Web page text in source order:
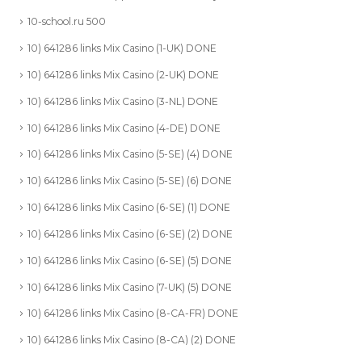
10-school.ru 500
10) 641286 links Mix Casino (1-UK) DONE
10) 641286 links Mix Casino (2-UK) DONE
10) 641286 links Mix Casino (3-NL) DONE
10) 641286 links Mix Casino (4-DE) DONE
10) 641286 links Mix Casino (5-SE) (4) DONE
10) 641286 links Mix Casino (5-SE) (6) DONE
10) 641286 links Mix Casino (6-SE) (1) DONE
10) 641286 links Mix Casino (6-SE) (2) DONE
10) 641286 links Mix Casino (6-SE) (5) DONE
10) 641286 links Mix Casino (7-UK) (5) DONE
10) 641286 links Mix Casino (8-CA-FR) DONE
10) 641286 links Mix Casino (8-CA) (2) DONE